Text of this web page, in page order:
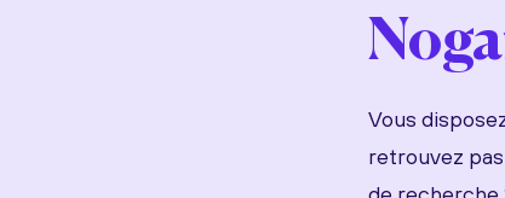
Vous
retrouvez